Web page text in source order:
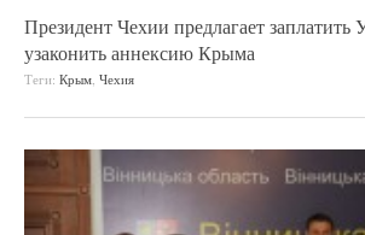
Президент Чехии предлагает заплатить
узаконить аннексию Крыма
Теги: Крым Чехия